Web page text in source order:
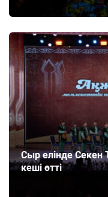
Сыр елінде
кеші өтті